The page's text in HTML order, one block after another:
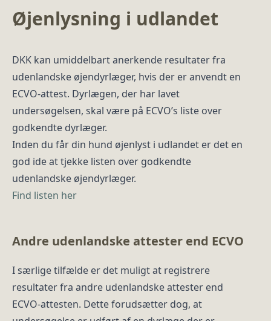
Øjenlysning i udlandet
DKK kan umiddelbart anerkende resultater fra
udenlandske øjendyrlæger, hvis der er anvendt en
ECVO-attest. Dyrlægen, der har lavet
undersøgelsen, skal være på ECVO’s liste over
godkendte dyrlæger.
Inden du får din hund øjenlyst i udlandet er det en
god ide at tjekke listen over godkendte
udenlandske øjendyrlæger.
Find listen her
Andre udenlandske attester end ECVO
I særlige tilfælde er det muligt at registrere
resultater fra andre udenlandske attester end
ECVO-attesten. Dette forudsætter dog, at